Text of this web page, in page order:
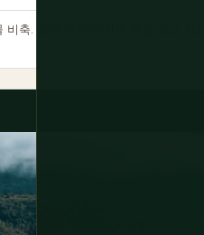
축. 스텝 이전 마지막 주요 공급 지점.